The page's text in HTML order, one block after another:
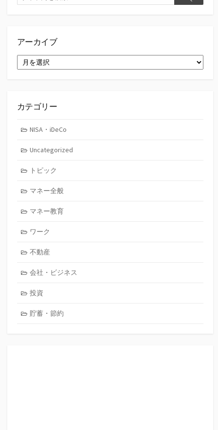
索
アーカイブ
ー
カテゴリー
NISA・iDeCo
Uncategorized
トピック
マネー全般
マネー教育
ワーク
不動産
会社・ビジネス
投資
貯蓄・節約